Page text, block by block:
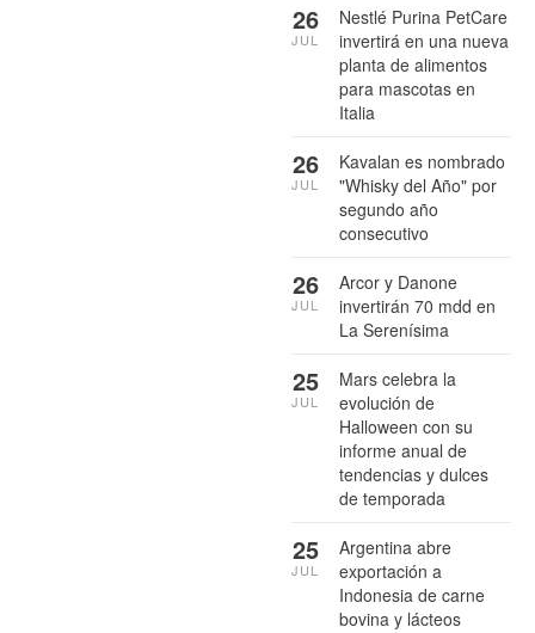
Nestlé Purina PetCare
invertirá en una nueva
planta de alimentos
para mascotas en
Italia
26
JUL
Kavalan es nombrado
"Whisky del Año" por
segundo año
consecutivo
26
JUL
Arcor y Danone
invertirán 70 mdd en
La Serenísima
26
JUL
Mars celebra la
evolución de
Halloween con su
informe anual de
tendencias y dulces
de temporada
25
JUL
Argentina abre
exportación a
Indonesia de carne
bovina y lácteos
25
JUL